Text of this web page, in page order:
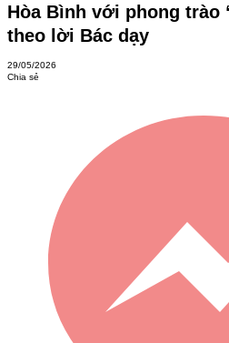
Hòa Bình với phong trào
theo lời Bác dạy
29/05/2026
Chia sẻ